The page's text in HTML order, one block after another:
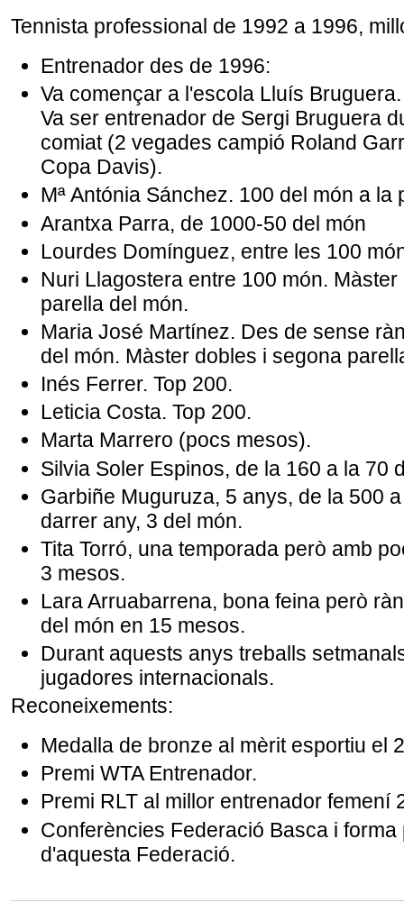
Tennista professional de 1992 a 1996,
Entrenador des de 1996:
Va començar a l'escola Lluís Bruguera.
Va ser entrenador de Sergi Bruguera
comiat (2 vegades campió Roland
Copa Davis).
Mª Antónia Sánchez. 100 del món a la
Arantxa Parra, de 1000-50 del món
Lourdes Domínguez, entre les 100
Nuri Llagostera entre 100 món.
parella del món.
Maria José Martínez. Des de sense
del món. Màster dobles i segona
Inés Ferrer. Top 200.
Leticia Costa. Top 200.
Marta Marrero (pocs mesos).
Silvia Soler Espinos, de la 160 a la 70
Garbiñe Muguruza, 5 anys, de la 500
darrer any, 3 del món.
Tita Torró, una temporada però amb
3 mesos.
Lara Arruabarrena, bona feina però
del món en 15 mesos.
Durant aquests anys treballs
jugadores internacionals.
Reconeixements:
Medalla de bronze al mèrit esportiu el
Premi WTA Entrenador.
Premi RLT al millor entrenador femení
Conferències Federació Basca i forma
d'aquesta Federació.